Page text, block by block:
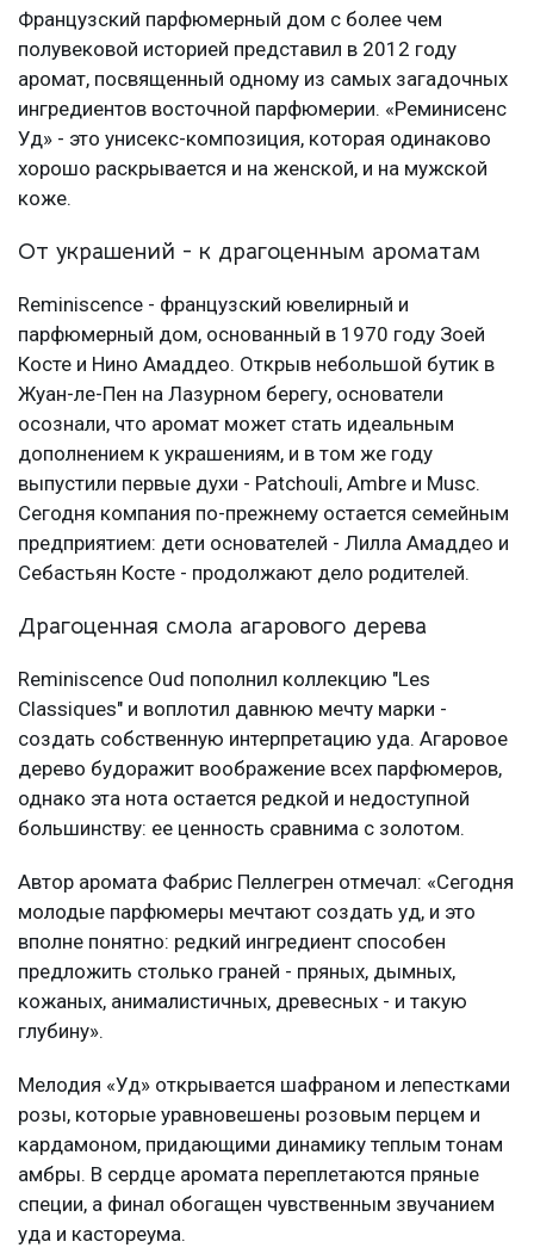
Французский парфюмерный дом с более чем
полувековой историей представил в 2012 году
аромат, посвященный одному из самых загадочных
ингредиентов восточной парфюмерии. «Реминисенс
Уд» - это унисекс-композиция, которая одинаково
хорошо раскрывается и на женской, и на мужской
коже.
От украшений - к драгоценным ароматам
Reminiscence - французский ювелирный и
парфюмерный дом, основанный в 1970 году Зоей
Косте и Нино Амаддео. Открыв небольшой бутик в
Жуан-ле-Пен на Лазурном берегу, основатели
осознали, что аромат может стать идеальным
дополнением к украшениям, и в том же году
выпустили первые духи - Patchouli, Ambre и Musc.
Сегодня компания по-прежнему остается семейным
предприятием: дети основателей - Лилла Амаддео и
Себастьян Косте - продолжают дело родителей.
Драгоценная смола агарового дерева
Reminiscence Oud пополнил коллекцию "Les
Classiques" и воплотил давнюю мечту марки -
создать собственную интерпретацию уда. Агаровое
дерево будоражит воображение всех парфюмеров,
однако эта нота остается редкой и недоступной
большинству: ее ценность сравнима с золотом.
Автор аромата Фабрис Пеллегрен отмечал: «Сегодня
молодые парфюмеры мечтают создать уд, и это
вполне понятно: редкий ингредиент способен
предложить столько граней - пряных, дымных,
кожаных, анималистичных, древесных - и такую
глубину».
Мелодия «Уд» открывается шафраном и лепестками
розы, которые уравновешены розовым перцем и
кардамоном, придающими динамику теплым тонам
амбры. В сердце аромата переплетаются пряные
специи, а финал обогащен чувственным звучанием
уда и кастореума.